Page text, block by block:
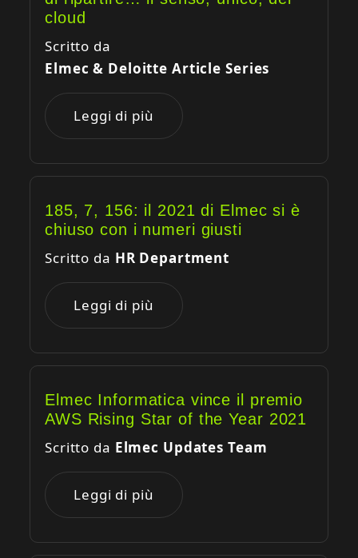
cloud
Scritto da
Elmec & Deloitte Article Series
Leggi di più
185, 7, 156: il 2021 di Elmec si è
chiuso con i numeri giusti
Scritto da HR Department
Leggi di più
Elmec Informatica vince il premio
AWS Rising Star of the Year 2021
Scritto da Elmec Updates Team
Leggi di più